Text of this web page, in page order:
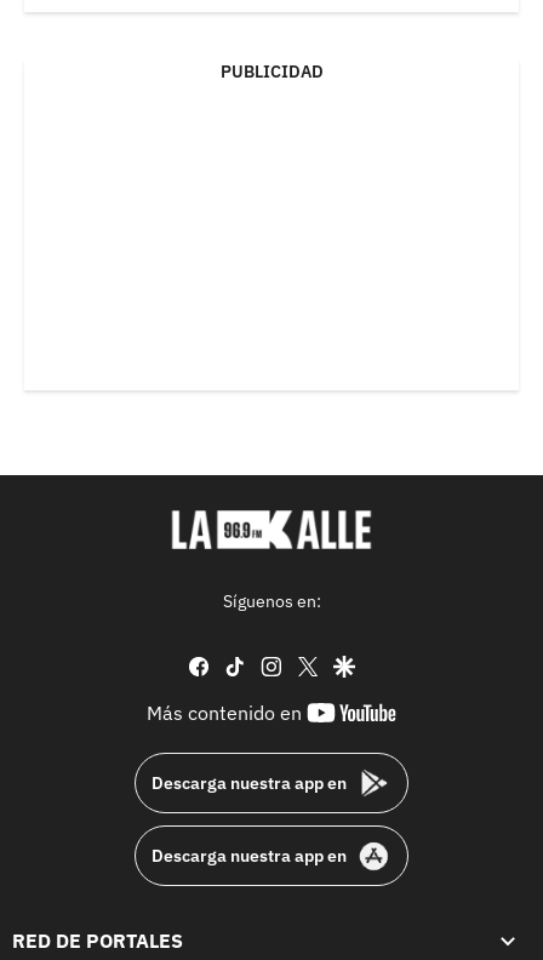
PUBLICIDAD
Síguenos en:
facebook
tiktok instagram
twittergoogle
Más contenido en
youtube-
Descarga nuestra app en
Descarga nuestra app en
RED DE PORTALES